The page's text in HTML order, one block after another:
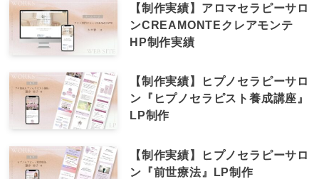
【制作実績】アロマセラピーサロ
ンCREAMONTEクレアモンテ
HP制作実績
【制作実績】ヒプノセラピーサロ
ン『ヒプノセラピスト養成講座』
LP制作
【制作実績】ヒプノセラピーサロ
ン『前世療法』LP制作